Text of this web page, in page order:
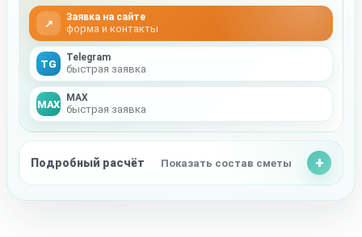
↗
Заявка на сайте
форма и контакты
TG
Telegram
быстрая заявка
MAX
MAX
быстрая заявка
Подробный расчёт Показать состав сметы